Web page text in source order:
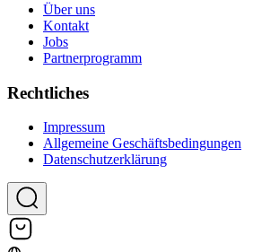
Über uns
Kontakt
Jobs
Partnerprogramm
Rechtliches
Impressum
Allgemeine Geschäftsbedingungen
Datenschutzerklärung